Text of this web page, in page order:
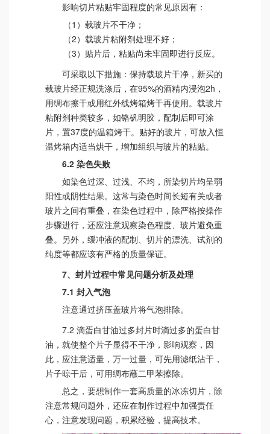
影响切片粘贴牢固程度的常见原因有：
（1）载玻片不干净；
（2）载玻片粘附剂处理不好；
（3）贴片后，粘贴尚未牢固即进行反应。
可采取以下措施：保持载玻片干净，新买的
载玻片经正规洗涤后，在95%的酒精内浸泡2h，
用绸布擦干或用红外线烤箱烤干再使用。载玻片
粘附剂种类较多，如铬矾明胶，配制后即可涂
片，置37度的温箱烤干。贴好的玻片，可放入恒
温烤箱内适当烘干，增加组织与玻片的粘贴。
6.2 染色失败
如染色过深、过浅、不均，所染切片均呈弱
阳性或阴性结果。这常与染色时间长短有关或者
玻片之间有重叠，在染色过程中，除严格按操作
步骤进行，还应注意观察染色程度、玻片避免重
叠。另外，缓冲液的配制、切片的漂洗、试剂的
纯度等都应该有严格的质量保证。
7、封片过程中常见问题分析及处理
7.1 封入气泡
注意通过挤压盖玻片将气泡排除。
7.2 滴蛋白甘油过多封片时滴过多的蛋白甘
油，就使整个片子显得不干净，影响观察，因
此，应注意适量，万一过量，可先用滤纸沾干，
片子晾干后，可用绸布蘸二甲苯擦除。
总之，要想制作一套高质量的冰冻切片，除
注意常规问题外，还应在制作过程中加强责任
心，注意发现问题，积累经验，提高技术。